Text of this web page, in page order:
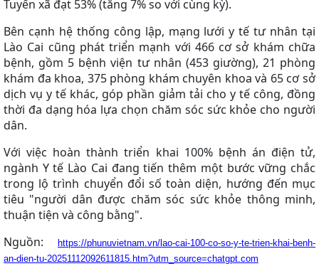
Tuyến xã đạt 53% (tăng 7% so với cùng kỳ).
Bên cạnh hệ thống công lập, mạng lưới y tế tư nhân tại
Lào Cai cũng phát triển mạnh với 466 cơ sở khám chữa
bệnh, gồm 5 bệnh viện tư nhân (453 giường), 21 phòng
khám đa khoa, 375 phòng khám chuyên khoa và 65 cơ sở
dịch vụ y tế khác, góp phần giảm tải cho y tế công, đồng
thời đa dạng hóa lựa chọn chăm sóc sức khỏe cho người
dân.
Với việc hoàn thành triển khai 100% bệnh án điện tử,
ngành Y tế Lào Cai đang tiến thêm một bước vững chắc
trong lộ trình chuyển đổi số toàn diện, hướng đến mục
tiêu "người dân được chăm sóc sức khỏe thông minh,
thuận tiện và công bằng".
Nguồn:
https://phunuvietnam.vn/lao-cai-100-co-so-y-te-trien-khai-benh-
an-dien-tu-20251112092611815.htm?utm_source=chatgpt.com